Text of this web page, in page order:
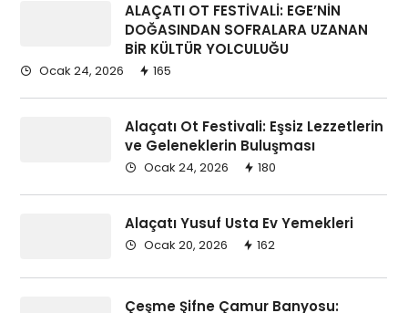
ALAÇATI OT FESTİVALİ: EGE’NİN
DOĞASINDAN SOFRALARA UZANAN
BİR KÜLTÜR YOLCULUĞU
Ocak 24, 2026 165
Alaçatı Ot Festivali: Eşsiz Lezzetlerin
ve Geleneklerin Buluşması
Ocak 24, 2026 180
Alaçatı Yusuf Usta Ev Yemekleri
Ocak 20, 2026 162
Çeşme Şifne Çamur Banyosu: